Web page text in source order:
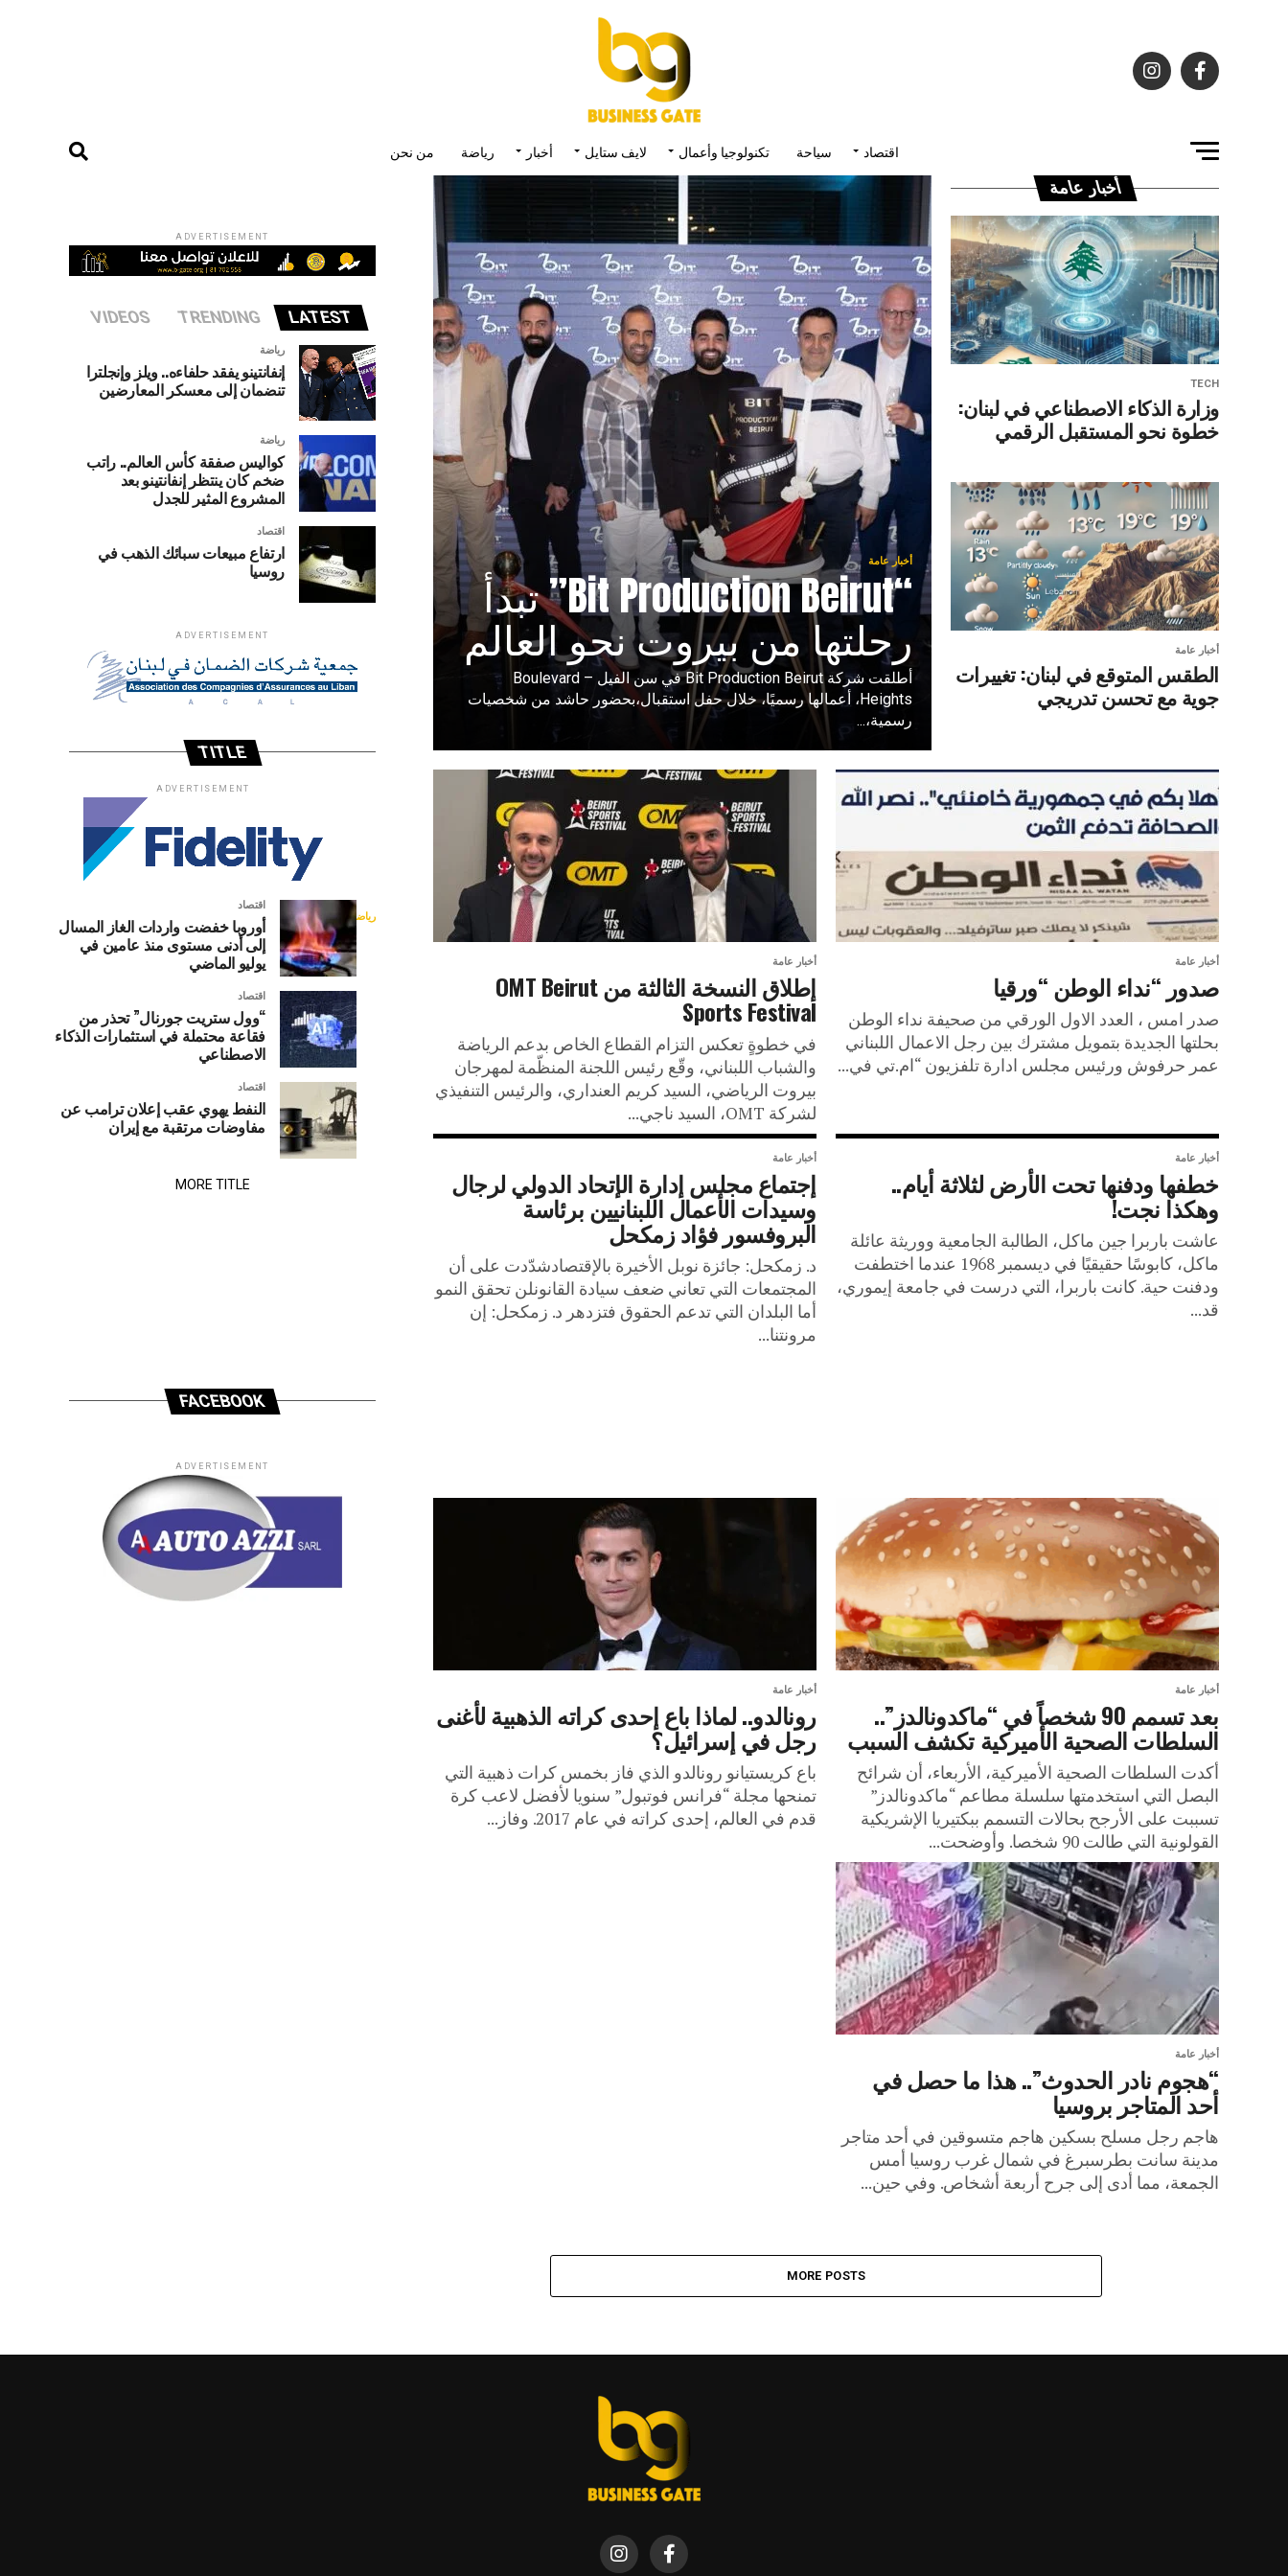
اقتصاد سياحة تكنولوجيا وأعمال لايف ستايل أخبار رياضة من نحن
أخبار عامة
“Bit Production Beirut” تبدأ
رحلتها من بيروت نحو العالم
أطلقت شركة Bit Production Beirut في سن الفيل – Boulevard
Heights، أعمالها رسميًا، خلال حفل استقبال،بحضور حاشد من شخصيات
رسمية،...
أخبار عامة
TECH
وزارة الذكاء الاصطناعي في لبنان:
خطوة نحو المستقبل الرقمي
أخبار عامة
الطقس المتوقع في لبنان: تغييرات
جوية مع تحسن تدريجي
أخبار عامة
صدور “نداء الوطن “ورقيا
صدر امس ، العدد الاول الورقي من صحيفة نداء الوطن
بحلتها الجديدة بتمويل مشترك بين رجل الاعمال اللبناني
عمر حرفوش ورئيس مجلس ادارة تلفزيون “ام.تي في...
أخبار عامة
إطلاق النسخة الثالثة من OMT Beirut
Sports Festival
في خطوةٍ تعكس التزام القطاع الخاص بدعم الرياضة
والشباب اللبناني، وقّع رئيس اللجنة المنظّمة لمهرجان
بيروت الرياضي، السيد كريم العنداري، والرئيس التنفيذي
لشركة OMT، السيد ناجي...
أخبار عامة
خطفها ودفنها تحت الأرض لثلاثة أيام..
وهكذا نجت!
عاشت باربرا جين ماكل، الطالبة الجامعية ووريثة عائلة
ماكل، كابوسًا حقيقيًا في ديسمبر 1968 عندما اختطفت
ودفنت حية. كانت باربرا، التي درست في جامعة إيموري،
قد...
أخبار عامة
إجتماع مجلس إدارة الإتحاد الدولي لرجال
وسيدات الأعمال اللبنانيين برئاسة
البروفسور فؤاد زمكحل
د. زمكحل: جائزة نوبل الأخيرة بالإقتصادشدّدت على أن
المجتمعات التي تعاني ضعف سيادة القانونلن تحقق النمو
أما البلدان التي تدعم الحقوق فتزدهر د. زمكحل: إن
مرونتنا...
أخبار عامة
بعد تسمم 90 شخصاً في “ماكدونالدز”..
السلطات الصحية الأميركية تكشف السبب
أكدت السلطات الصحية الأميركية، الأربعاء، أن شرائح
البصل التي استخدمتها سلسلة مطاعم “ماكدونالدز”
تسببت على الأرجح بحالات التسمم ببكتيريا الإشريكية
القولونية التي طالت 90 شخصا. وأوضحت...
أخبار عامة
رونالدو.. لماذا باع إحدى كراته الذهبية لأغنى
رجل في إسرائيل؟
باع كريستيانو رونالدو الذي فاز بخمس كرات ذهبية التي
تمنحها مجلة “فرانس فوتبول” سنويا لأفضل لاعب كرة
قدم في العالم، إحدى كراته في عام 2017. وفاز...
أخبار عامة
“هجوم نادر الحدوث”.. هذا ما حصل في
أحد المتاجر بروسيا
هاجم رجل مسلح بسكين هاجم متسوقين في أحد متاجر
مدينة سانت بطرسبرغ في شمال غرب روسيا أمس
الجمعة، مما أدى إلى جرح أربعة أشخاص. وفي حين...
MORE POSTS
ADVERTISEMENT
LATEST
TRENDING
VIDEOS
رياضة
إنفانتينو يفقد حلفاءه.. ويلز وإنجلترا
تنضمان إلى معسكر المعارضين
رياضة
كواليس صفقة كأس العالم.. راتب
ضخم كان ينتظر إنفانتينو بعد
المشروع المثير للجدل
اقتصاد
ارتفاع مبيعات سبائك الذهب في
روسيا
ADVERTISEMENT
TITLE
رياضة
إنفانتينو
يفقد
حلفاءه..
ويلز
وإنجلترا
تنضمان
تلقى
رئيس
الاتحاد
الدولي
لكرة
القدم
“فيفا”
إنفانتينو
ضربة
جديدة،
بعدما
راتب
ضخم
كان
ينتظر
إنفانتينو
بعد
المشروع
المثير
للجدل
مبيعات
في
روسيا
ADVERTISEMENT
اقتصاد
أوروبا خفضت واردات الغاز المسال
إلى أدنى مستوى منذ عامين في
يوليو الماضي
اقتصاد
“وول ستريت جورنال” تحذر من
فقاعة محتملة في استثمارات الذكاء
الاصطناعي
اقتصاد
النفط يهوي عقب إعلان ترامب عن
مفاوضات مرتقبة مع إيران
MORE TITLE
FACEBOOK
ADVERTISEMENT